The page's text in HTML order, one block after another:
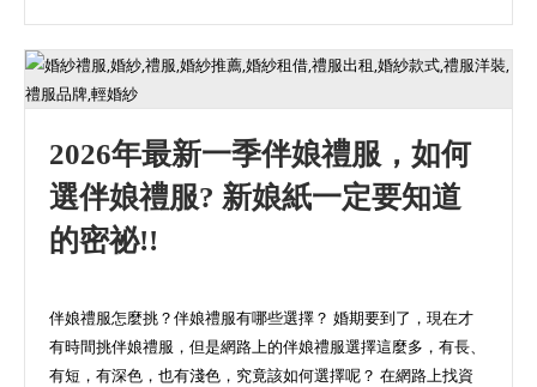
2026年最新一季伴娘禮服，如何
選伴娘禮服? 新娘紙一定要知道
的密祕!!
伴娘禮服怎麼挑？伴娘禮服有哪些選擇？ 婚期要到了，現在才
有時間挑伴娘禮服，但是網路上的伴娘禮服選擇這麼多，有長、
有短，有深色，也有淺色，究竟該如何選擇呢？ 在網路上找資